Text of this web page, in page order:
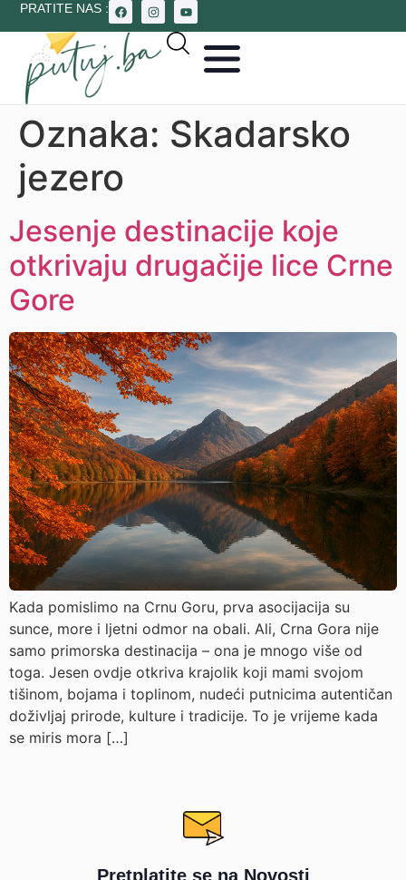
PRATITE NAS :
Oznaka: Skadarsko
jezero
Jesenje destinacije koje
otkrivaju drugačije lice Crne
Gore
Kada pomislimo na Crnu Goru, prva asocijacija su
sunce, more i ljetni odmor na obali. Ali, Crna Gora nije
samo primorska destinacija – ona je mnogo više od
toga. Jesen ovdje otkriva krajolik koji mami svojom
tišinom, bojama i toplinom, nudeći putnicima autentičan
doživljaj prirode, kulture i tradicije. To je vrijeme kada
se miris mora […]
Pretplatite se na Novosti